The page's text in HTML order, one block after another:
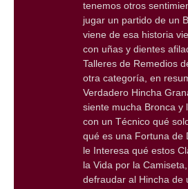
tenemos otros
jugar un partido de un
viene de esa historia
con uñas y dientes
Talleres de Remedios
otra categoría, en
Verdadero Hincha
siente mucha Bronca y
con un Técnico qué
qué es una Fortuna de
le Interesa qué estos
la Vida por la
defraudar al Hincha de